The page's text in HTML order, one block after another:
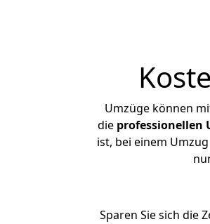
Umzüge können
die professionellen
ist, bei einem
Sparen Sie sich die